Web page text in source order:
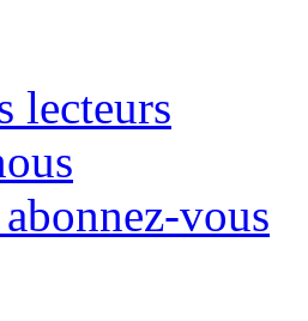
lecteurs
vous